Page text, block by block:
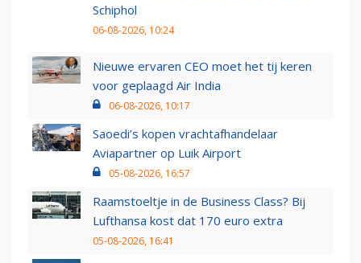
Schiphol
06-08-2026, 10:24
Nieuwe ervaren CEO moet het tij keren
voor geplaagd Air India
06-08-2026, 10:17
Saoedi’s kopen vrachtafhandelaar
Aviapartner op Luik Airport
05-08-2026, 16:57
Raamstoeltje in de Business Class? Bij
Lufthansa kost dat 170 euro extra
05-08-2026, 16:41